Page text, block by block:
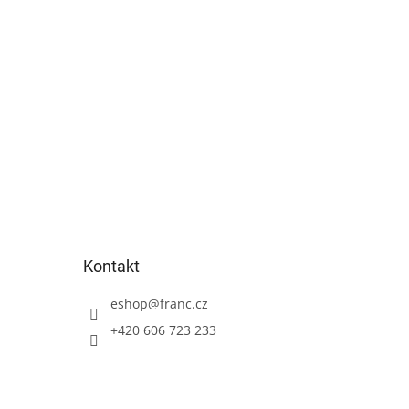
Kontakt
eshop@franc.cz
+420 606 723 233